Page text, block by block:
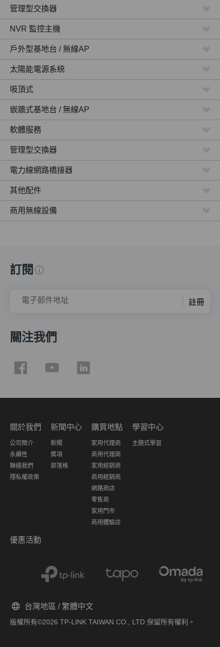
管理型交換器
NVR 監控主機
戶外型基地台 / 無線AP
太陽能電源系統
吸頂式
嵌牆式基地台 / 無線AP
軟體服務
管理型交換器
電力線網路橋接器
其他配件
商用無線設備
訂閱
電子郵件地址 註冊
關注我們
關於我們
公司簡介
永續性
聯絡我們
隱私權政策
新聞中心
新聞
獎項
部落格
購買地點
家用代理商
商用代理商
家用經銷商
商用經銷商
網路商店
零售商
家用門市
商用體驗店
學習中心
主題式學習
優惠活動
版權所有©2026 TP-LINK TAIWAN CO., LTD.保留所有權利。
台灣地區 / 繁體中文